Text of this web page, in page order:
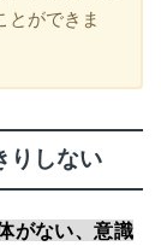
とができま
りしない
がない、意識